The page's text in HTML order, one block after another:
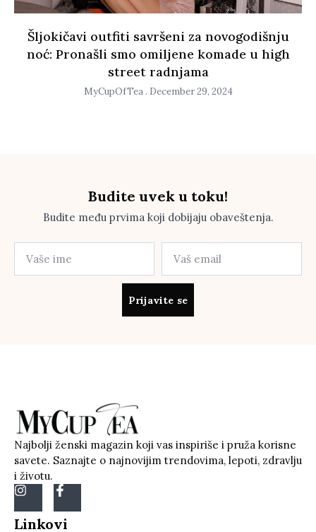
Šljokičavi outfiti savršeni za novogodišnju
noć: Pronašli smo omiljene komade u high
street radnjama
MyCupOfTea December 29, 2024
Budite uvek u toku!
Budite među prvima koji dobijaju obaveštenja.
Prijavite se
Najbolji ženski magazin koji vas inspiriše i pruža korisne
savete. Saznajte o najnovijim trendovima, lepoti, zdravlju
i životu.
Linkovi